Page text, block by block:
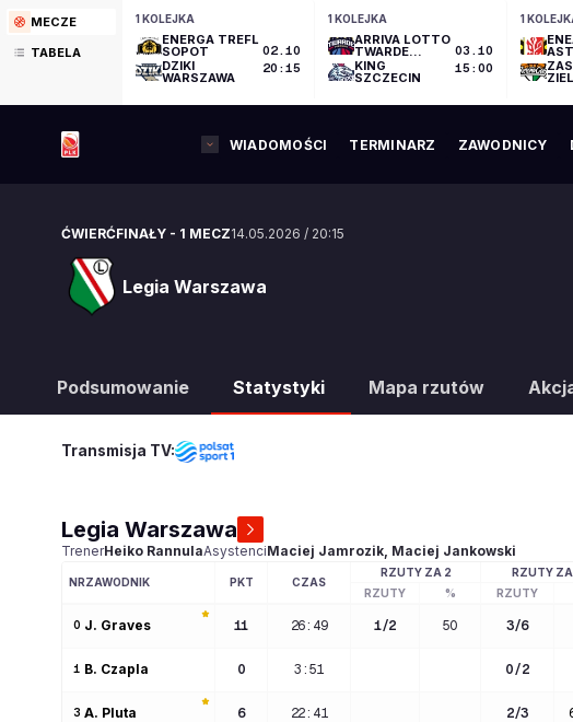
MECZE
TABELA
1 KOLEJKA
ENERGA TREFL
SOPOT
DZIKI
WARSZAWA
02.10
20:15
1 KOLEJKA
ARRIVA LOTTO
TWARDE
PIERNIKI
TORUŃ
KING
SZCZECIN
03.10
15:00
1
WIADOMOŚCI TERMINARZ ZAWODNICY
ĆWIERĆFINAŁY - 1 MECZ14.05.2026 / 20:15
Legia Warszawa
Podsumowanie Statystyki Mapa rzutów
Transmisja TV:
Legia Warszawa
TrenerHeiko RannulaAsystenciMaciej Jamrozik Maciej Jankowski
NRZAWODNIK PKT CZAS
RZUTY ZA 2 RZUTY
RZUTY
% RZUTY
0 J. Graves 11 26:49 1/2 50 3/6
1 B. Czapla 0 3:51 0 /2
3 A. Pluta 6 22:41 2/3